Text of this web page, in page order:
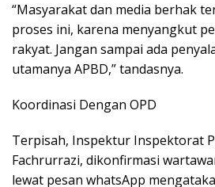
“Masyarakat dan media berhak
proses ini, karena menyangkut
rakyat. Jangan sampai ada
utamanya APBD,” tandasnya.
Koordinasi Dengan OPD
Terpisah, Inspektur Inspektorat
Fachrurrazi, dikonfirmasi
lewat pesan whatsApp